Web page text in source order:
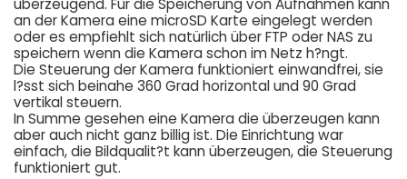
überzeugend. Für die Speicherung von Aufnahmen kann
an der Kamera eine microSD Karte eingelegt werden
oder es empfiehlt sich natürlich über FTP oder NAS zu
speichern wenn die Kamera schon im Netz h?ngt.
Die Steuerung der Kamera funktioniert einwandfrei, sie
l?sst sich beinahe 360 Grad horizontal und 90 Grad
vertikal steuern.
In Summe gesehen eine Kamera die überzeugen kann
aber auch nicht ganz billig ist. Die Einrichtung war
einfach, die Bildqualit?t kann überzeugen, die Steuerung
funktioniert gut.